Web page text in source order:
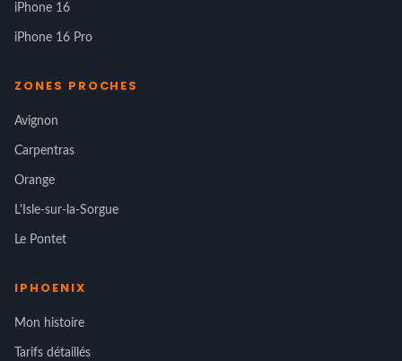
iPhone 16
iPhone 16 Pro
ZONES PROCHES
Avignon
Carpentras
Orange
L'Isle-sur-la-Sorgue
Le Pontet
IPHOENIX
Mon histoire
Tarifs détaillés